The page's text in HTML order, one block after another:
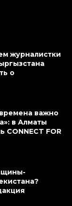
журналистки
о
важно
в Алматы
CONNECT FOR